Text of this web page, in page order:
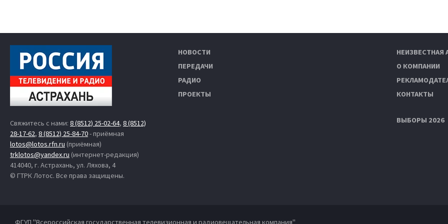
Свяжитесь с нами: 8 (8512) 25-02-64, 8 (8512)
28-17-62, 8 (8512) 25-84-70- приёмная
lotos@lotos.rfn.ru (приёмная)
trklotos@yandex.ru (интернет-редакция)
414040, г. Астрахань, ул. Ляхова, 4
© ГТРК Лотос. Все права защищены.
НОВОСТИ
ПЕРЕДАЧИ
РАДИО
ПРОЕКТЫ
НЕИЗВЕСТНАЯ
О КОМПАНИИ
КОНТАКТЫ
ВЫБОРЫ 2026
ФГУП "Всероссийская государственная телевизионная и радиовещательная компания"